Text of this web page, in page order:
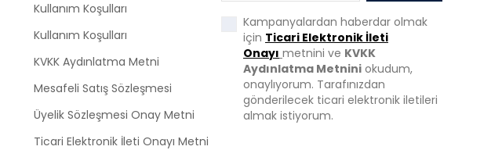
Kullanım Koşulları
Kullanım Koşulları
KVKK Aydınlatma Metni
Mesafeli Satış Sözleşmesi
Üyelik Sözleşmesi Onay Metni
Ticari Elektronik İleti Onayı Metni
Kampanyalardan haberdar olmak
için Ticari Elektronik İleti
Onayı metnini ve KVKK
Aydınlatma Metnini okudum,
onaylıyorum. Tarafınızdan
gönderilecek ticari elektronik iletileri
almak istiyorum.